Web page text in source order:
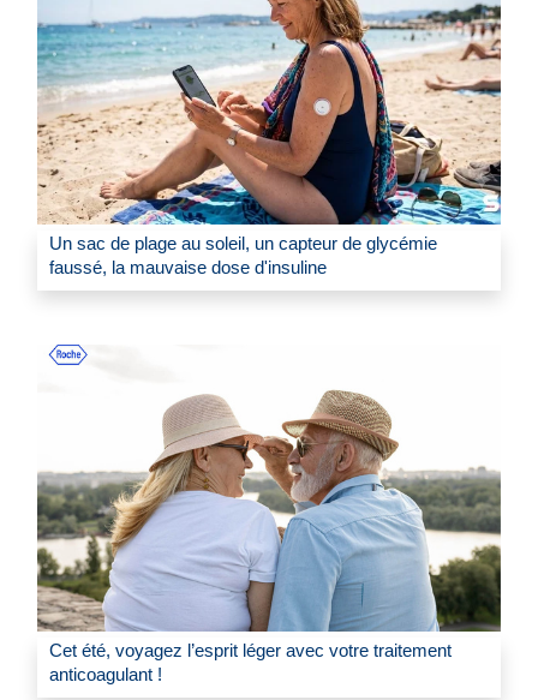
Un sac de plage au soleil, un capteur de glycémie
faussé, la mauvaise dose d'insuline
Cet été, voyagez l’esprit léger avec votre traitement
anticoagulant !